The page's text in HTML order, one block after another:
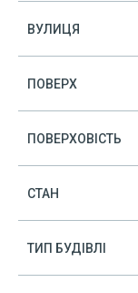
ВУЛИЦЯ
ПОВЕРХ
ПОВЕРХОВІСТЬ
СТАН
ТИП БУДІВЛІ